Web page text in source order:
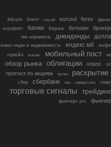
bitcoin brent cnyrub eurusd forex gbpusd
аэрофлот банки биржа биткоин
гмк норникель дивиденды
инвестиции в недвижимость индекс мб
лукойл магнит мобильный пост
обзор рынка облигации опрос
прогноз по акциям
путин
сбер сбербанк сво северсталь
торговые сигналы трейдинг
фьючерс ртс